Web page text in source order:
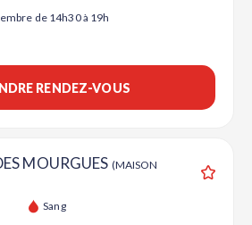
de 14h30 à 19h
RENDEZ-VOUS
MOURGUES (MAISON
Sang